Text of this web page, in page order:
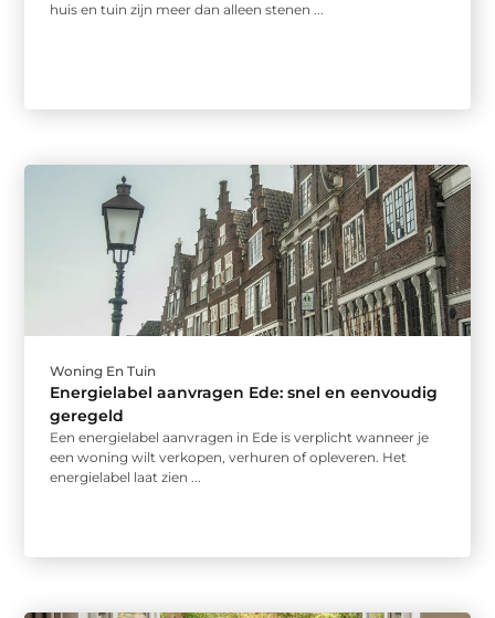
huis en tuin zijn meer dan alleen stenen ...
Woning En Tuin
Energielabel aanvragen Ede: snel en eenvoudig
geregeld
Een energielabel aanvragen in Ede is verplicht wanneer je
een woning wilt verkopen, verhuren of opleveren. Het
energielabel laat zien ...